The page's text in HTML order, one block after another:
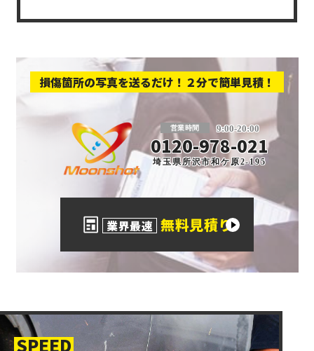
損傷箇所の写真を送るだけ！２分で簡単見積！
板金塗装と車の傷修理を格安で 東
営業時間 9:00-20:00
0120-978-021
埼玉県所沢市和ケ原2-195
業界最速 無料見積り
SPEED